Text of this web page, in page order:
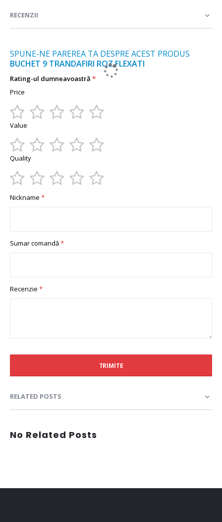
RECENZII
SPUNE-NE PAREREA TA DESPRE ACEST PRODUS
BUCHET 9 TRANDAFIRI ROZ FLEXATI
Rating-ul dumneavoastră
Price
1
2
3
4
5
Value
1
2
3
4
5
Quality
star
stars
stars
stars
stars
Nickname
Sumar comandă
Recenzie
TRIMITE
RELATED POSTS
No Related Posts